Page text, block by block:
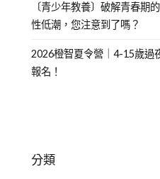
〔青少年教養〕破解青春期
性低潮，您注意到了嗎？
2026橙智夏令營｜4-15歲過
報名！
分類